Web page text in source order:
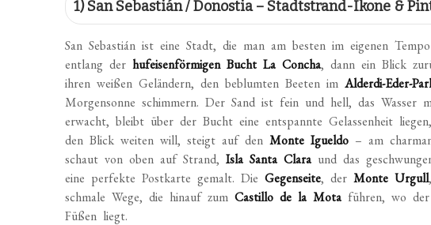
1) San Sebastián / Donostia – Stadtstrand-Ikone &
San Sebastián ist eine Stadt, die man am besten im eigenen
entlang derhufeisenförmigen Bucht La Concha, dann ein Blick
ihren weißen Geländern, den beblumten Beeten imAlderdi-Eder-
Morgensonne schimmern. Der Sand ist fein und hell, das Wasser
erwacht, bleibt über der Bucht eine entspannte Gelassenheit
den Blick weiten will, steigt auf denMonte Igueldo – am
schaut von oben auf Strand,Isla Santa Claraund das
eine perfekte Postkarte gemalt. DieGegenseite, derMonte Urgull
schmale Wege, die hinauf zumCastillo de la Motaführen, wo der
Füßen liegt.